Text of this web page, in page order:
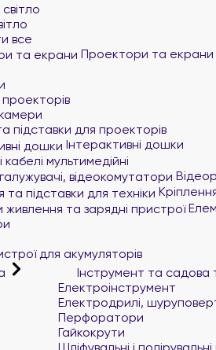
все
Проектори та екрани
підставки для проекторів
Інтерактивні дошки
мультимедійні
для акумуляторів
Інструмент та садова
Електроінструмент
Електродрилі,
Перфоратори
Гайкокрути